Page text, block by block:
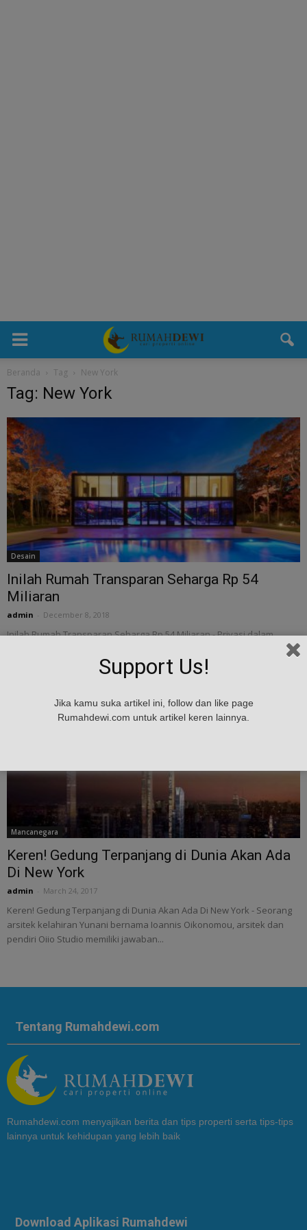
Beranda Tag New York
Tag: New York
Desain
Inilah Rumah Transparan Seharga Rp 54
Miliaran
admin December 8, 2018
Inilah Rumah Transparan Seharga Rp 54 Miliaran - Privasi dalam
sebuah rumah tentu sangat penting apalagi jika kamu tinggal di kota
besar. Namun pernahkah...
Mancanegara
Keren! Gedung Terpanjang di Dunia Akan Ada
Di New York
admin March 24, 2017
Keren! Gedung Terpanjang di Dunia Akan Ada Di New York - Seorang
arsitek kelahiran Yunani bernama Ioannis Oikonomou, arsitek dan
pendiri Oiio Studio memiliki jawaban...
Tentang Rumahdewi.com
Rumahdewi.com menyajikan berita dan tips properti serta tips-tips
lainnya untuk kehidupan yang lebih baik
Download Aplikasi Rumahdewi
Support Us!
Jika kamu suka artikel ini, follow dan like page
Rumahdewi.com untuk artikel keren lainnya.